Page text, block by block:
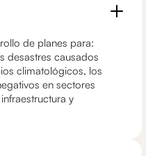
de planes para:
desastres causados
climatológicos, los
en sectores
y